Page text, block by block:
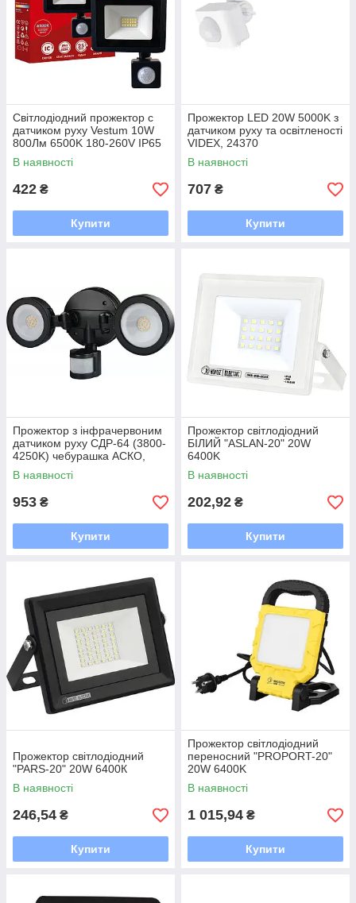
Світлодіодний прожектор с
датчиком руху Vestum 10W
800Лм 6500K 180-260V IP65
1-VS-3019
В наявності
422 ₴
Купити
Прожектор LED 20W 5000K з
датчиком руху та освітленості
VIDEX, 24370
В наявності
707 ₴
Купити
Прожектор з інфрачервоним
датчиком руху СДР-64 (3800-
4250K) чебурашка АСКО,
20599
В наявності
953 ₴
Купити
Прожектор світлодіодний
БІЛИЙ "ASLAN-20" 20W
6400K
В наявності
202,92 ₴
Купити
Прожектор світлодіодний
"PARS-20" 20W 6400К
В наявності
246,54 ₴
Купити
Прожектор світлодіодний
переносний "PROPORT-20"
20W 6400K
В наявності
1 015,94 ₴
Купити